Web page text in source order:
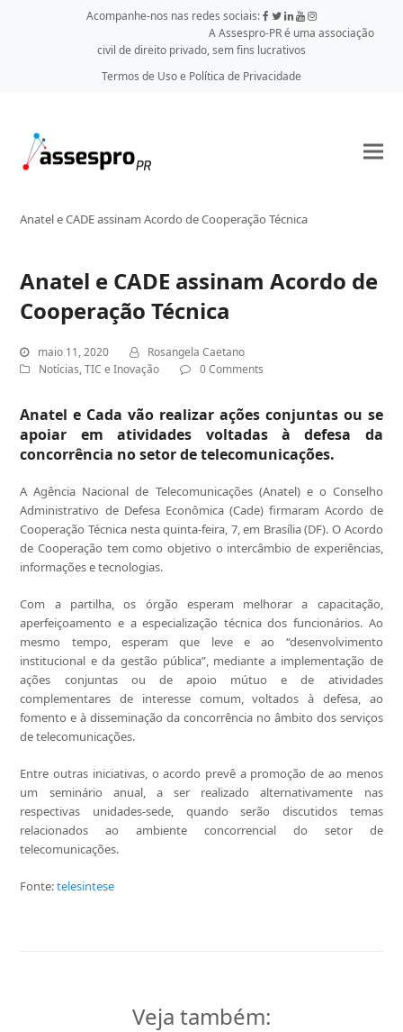
Acompanhe-nos nas redes sociais:
A Assespro-PR é uma associação
civil de direito privado, sem fins lucrativos
Termos de Uso e Política de Privacidade
Anatel e CADE assinam Acordo de Cooperação Técnica
Anatel e CADE assinam Acordo de
Cooperação Técnica
maio 11, 2020
Rosangela Caetano
Notícias,TIC e Inovação 0 Comments
Anatel e Cada vão realizar ações conjuntas ou se
apoiar em atividades voltadas à defesa da
concorrência no setor de telecomunicações.
A Agência Nacional de Telecomunicações (Anatel) e o Conselho
Administrativo de Defesa Econômica (Cade) firmaram Acordo de
Cooperação Técnica nesta quinta-feira, 7, em Brasília (DF). O Acordo
de Cooperação tem como objetivo o intercâmbio de experiências,
informações e tecnologias.
Com a partilha, os órgão esperam melhorar a capacitação,
aperfeiçoamento e a especialização técnica dos funcionários. Ao
mesmo tempo, esperam que leve e ao “desenvolvimento
institucional e da gestão pública”, mediante a implementação de
ações conjuntas ou de apoio mútuo e de atividades
complementares de interesse comum, voltados à defesa, ao
fomento e à disseminação da concorrência no âmbito dos serviços
de telecomunicações.
Entre outras iniciativas, o acordo prevê a promoção de ao menos
um seminário anual, a ser realizado alternativamente nas
respectivas unidades-sede, quando serão discutidos temas
relacionados ao ambiente concorrencial do setor de
telecomunicações.
Fonte:telesintese
Veja também: